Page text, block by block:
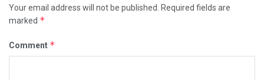
Your email address will not be published. Required fields are
marked *
Comment *